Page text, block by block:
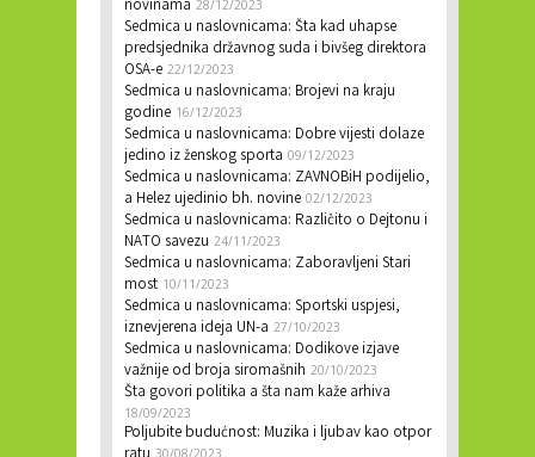
novinama 28/12/2023
Sedmica u naslovnicama: Šta kad uhapse
predsjednika državnog suda i bivšeg direktora
OSA-e 22/12/2023
Sedmica u naslovnicama: Brojevi na kraju
godine 16/12/2023
Sedmica u naslovnicama: Dobre vijesti dolaze
jedino iz ženskog sporta 09/12/2023
Sedmica u naslovnicama: ZAVNOBiH podijelio,
a Helez ujedinio bh. novine 02/12/2023
Sedmica u naslovnicama: Različito o Dejtonu i
NATO savezu 24/11/2023
Sedmica u naslovnicama: Zaboravljeni Stari
most 10/11/2023
Sedmica u naslovnicama: Sportski uspjesi,
iznevjerena ideja UN-a 27/10/2023
Sedmica u naslovnicama: Dodikove izjave
važnije od broja siromašnih 20/10/2023
Šta govori politika a šta nam kaže arhiva
18/09/2023
Poljubite budućnost: Muzika i ljubav kao otpor
30/08/2023